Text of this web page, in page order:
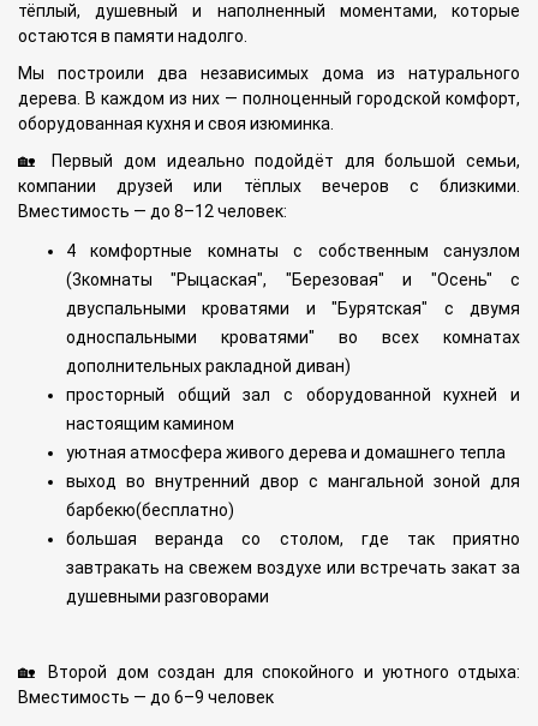
тёплый, душевный и наполненный моментами, которые
остаются в памяти надолго.
Мы построили два независимых дома из натурального
дерева. В каждом из них — полноценный городской комфорт,
оборудованная кухня и своя изюминка.
🏡 Первый дом идеально подойдёт для большой семьи,
компании друзей или тёплых вечеров с близкими.
Вместимость — до 8–12 человек:
4 комфортные комнаты с собственным санузлом
(3комнаты "Рыцаская", "Березовая" и "Осень" с
двуспальными кроватями и "Бурятская" с двумя
односпальными кроватями" во всех комнатах
дополнительных ракладной диван)
просторный общий зал с оборудованной кухней и
настоящим камином
уютная атмосфера живого дерева и домашнего тепла
выход во внутренний двор с мангальной зоной для
барбекю(бесплатно)
большая веранда со столом, где так приятно
завтракать на свежем воздухе или встречать закат за
душевными разговорами
🏡 Второй дом создан для спокойного и уютного отдыха:
Вместимость — до 6–9 человек